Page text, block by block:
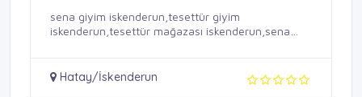
sena giyim iskenderun,tesettür giyim
iskenderun,tesettür mağazası iskenderun,sena
Hatay/İskenderun